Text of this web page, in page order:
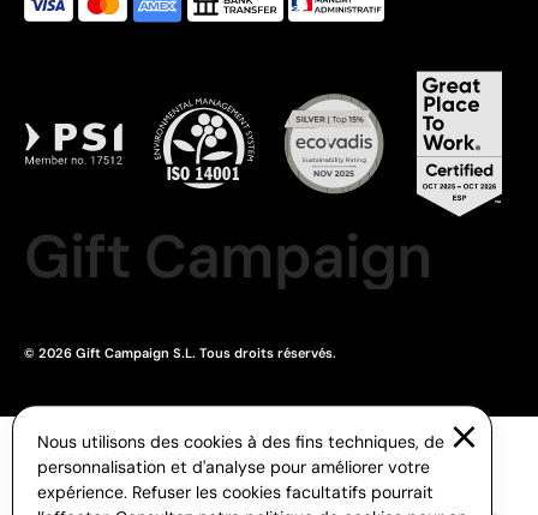
Gift Campaign
© 2026 Gift Campaign S.L. Tous droits réservés.
Nous utilisons des cookies à des fins techniques, de
personnalisation et d'analyse pour améliorer votre
expérience. Refuser les cookies facultatifs pourrait